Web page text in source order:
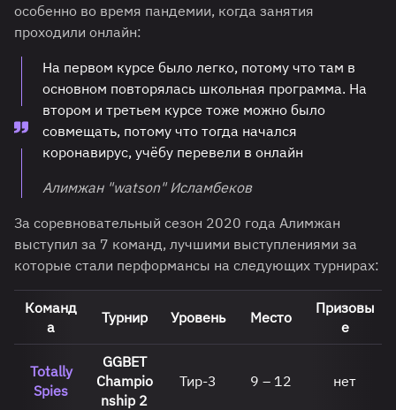
особенно во время пандемии, когда занятия
проходили онлайн:
На первом курсе было легко, потому что там в
основном повторялась школьная программа. На
втором и третьем курсе тоже можно было
совмещать, потому что тогда начался
коронавирус, учёбу перевели в онлайн
Алимжан "watson" Исламбеков
За соревновательный сезон 2020 года Алимжан
выступил за 7 команд, лучшими выступлениями за
которые стали перформансы на следующих турнирах:
Команд
а
Турнир Уровень Место
Призовы
е
Totally
Spies
GGBET
Champio
nship 2
Тир-3 9 – 12 нет